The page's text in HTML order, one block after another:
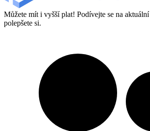
Můžete mít i vyšší plat! Podívejte se na aktuální
polepšete si.